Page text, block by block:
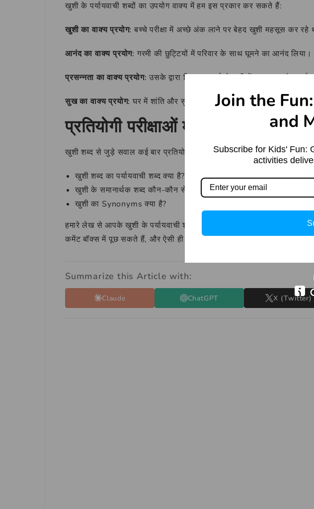
खुशी के पर्यायवाची शब्दों का उपयोग वाक्य में हम इस प्रकार कर सकते हैं:
खुशी का वाक्य प्रयोग: बच्चे परीक्षा में अच्छे अंक लाने पर बेहद खुशी महसूस कर रहे
आनंद का वाक्य प्रयोग: गरमी की छुट्टियों में परिवार के साथ घूमने का आनंद लिया।
प्रसन्नता का वाक्य प्रयोग: उसके द्वारा किए गए कार्य से सभी में प्रसन्नता फैल गई।
सुख का वाक्य प्रयोग: घर में शांति और सुख का माहौल होना चाहिए।
प्रतियोगी परीक्षाओं में पूछे जाने वाले प्रश्न
खुशी शब्द से जुड़े सवाल कई बार प्रतियोगी परीक्षाओं में पूछे जाते हैं। जैसे:
खुशी शब्द का पर्यायवाची शब्द क्या है?
खुशी के समानार्थक शब्द कौन-कौन से हैं?
खुशी का Synonyms क्या है?
हमारे लेख से आपके खुशी के पर्यायवाची शब्दों को समझने में मदद मिल गई होगी।
कमेंट बॉक्स में पूछ सकते हैं, और ऐसी ही और ज्ञानवर्धक जानकारी के लिए हमारी
Summarize this Article with:
Claude ChatGPT X (Twitter)
Join the
and
Subscribe for Kids' Fun:
activities